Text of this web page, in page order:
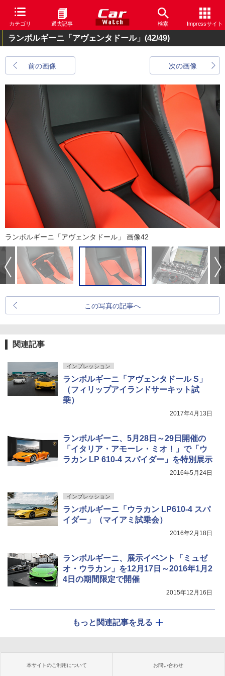
カテゴリ 過去記事 検索 Impressサイト
ランボルギーニ「アヴェンタドール」 (42/49)
前の画像 次の画像
ランボルギーニ「アヴェンタドール」 画像42
この写真の記事へ
関連記事
インプレッション
ランボルギーニ「アヴェンタドール S」
（フィリップアイランドサーキット試
乗）
2017年4月13日
ランボルギーニ、5月28日～29日開催の
「イタリア・アモーレ・ミオ！」で「ウ
ラカン LP 610-4 スパイダー」を特別展示
2016年5月24日
インプレッション
ランボルギーニ「ウラカン LP610-4 スパ
イダー」（マイアミ試乗会）
2016年2月18日
ランボルギーニ、展示イベント「ミュゼ
オ・ウラカン」を12月17日～2016年1月2
4日の期間限定で開催
2015年12月16日
もっと関連記事を見る
本サイトのご利用について お問い合わせ